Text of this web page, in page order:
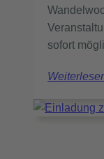
sofort